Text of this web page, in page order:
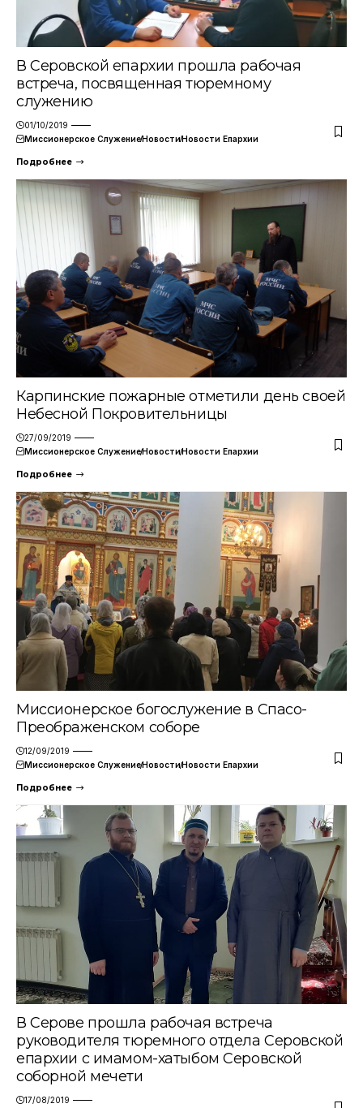
В Серовской епархии прошла рабочая
встреча, посвященная тюремному
служению
01/10/2019
Миссионерское СлужениеНовостиНовости Епархии
Подробнее
Карпинские пожарные отметили день своей
Небесной Покровительницы
27/09/2019
Миссионерское СлужениеНовостиНовости Епархии
Подробнее
Миссионерское богослужение в Спасо-
Преображенском соборе
12/09/2019
Миссионерское СлужениеНовостиНовости Епархии
Подробнее
В Серове прошла рабочая встреча
руководителя тюремного отдела Серовской
епархии с имамом-хатыбом Серовской
соборной мечети
17/08/2019